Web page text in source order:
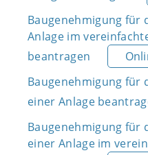
Baugenehmigung für
Anlage im
beantragen
Baugenehmigung für
einer Anlage
Baugenehmigung für
einer Anlage im